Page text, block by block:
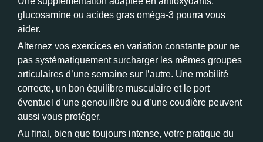
glucosamine ou acides gras oméga-3 pourra vous
aider.
Alternez vos exercices en variation constante pour ne
pas systématiquement surcharger les mêmes groupes
articulaires d’une semaine sur l’autre. Une mobilité
correcte, un bon équilibre musculaire et le port
éventuel d’une genouillère ou d’une coudière peuvent
aussi vous protéger.
Au final, bien que toujours intense, votre pratique du